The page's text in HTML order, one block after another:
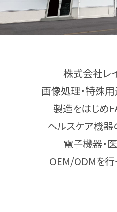
株式会社レ
画像処理・特殊
製造をはじめ
ヘルスケア機器
電子機器・
OEM/ODMを行